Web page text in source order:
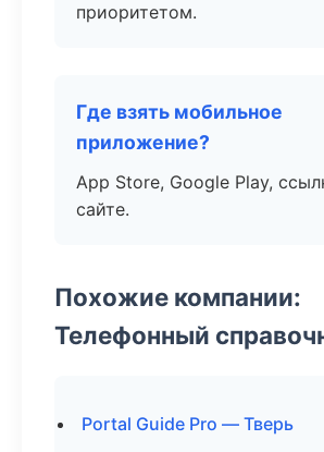
приоритетом.
Где взять мобильное
приложение?
App Store, Google Play,
сайте.
Похожие компании:
Телефонный
Portal Guide Pro — Тверь